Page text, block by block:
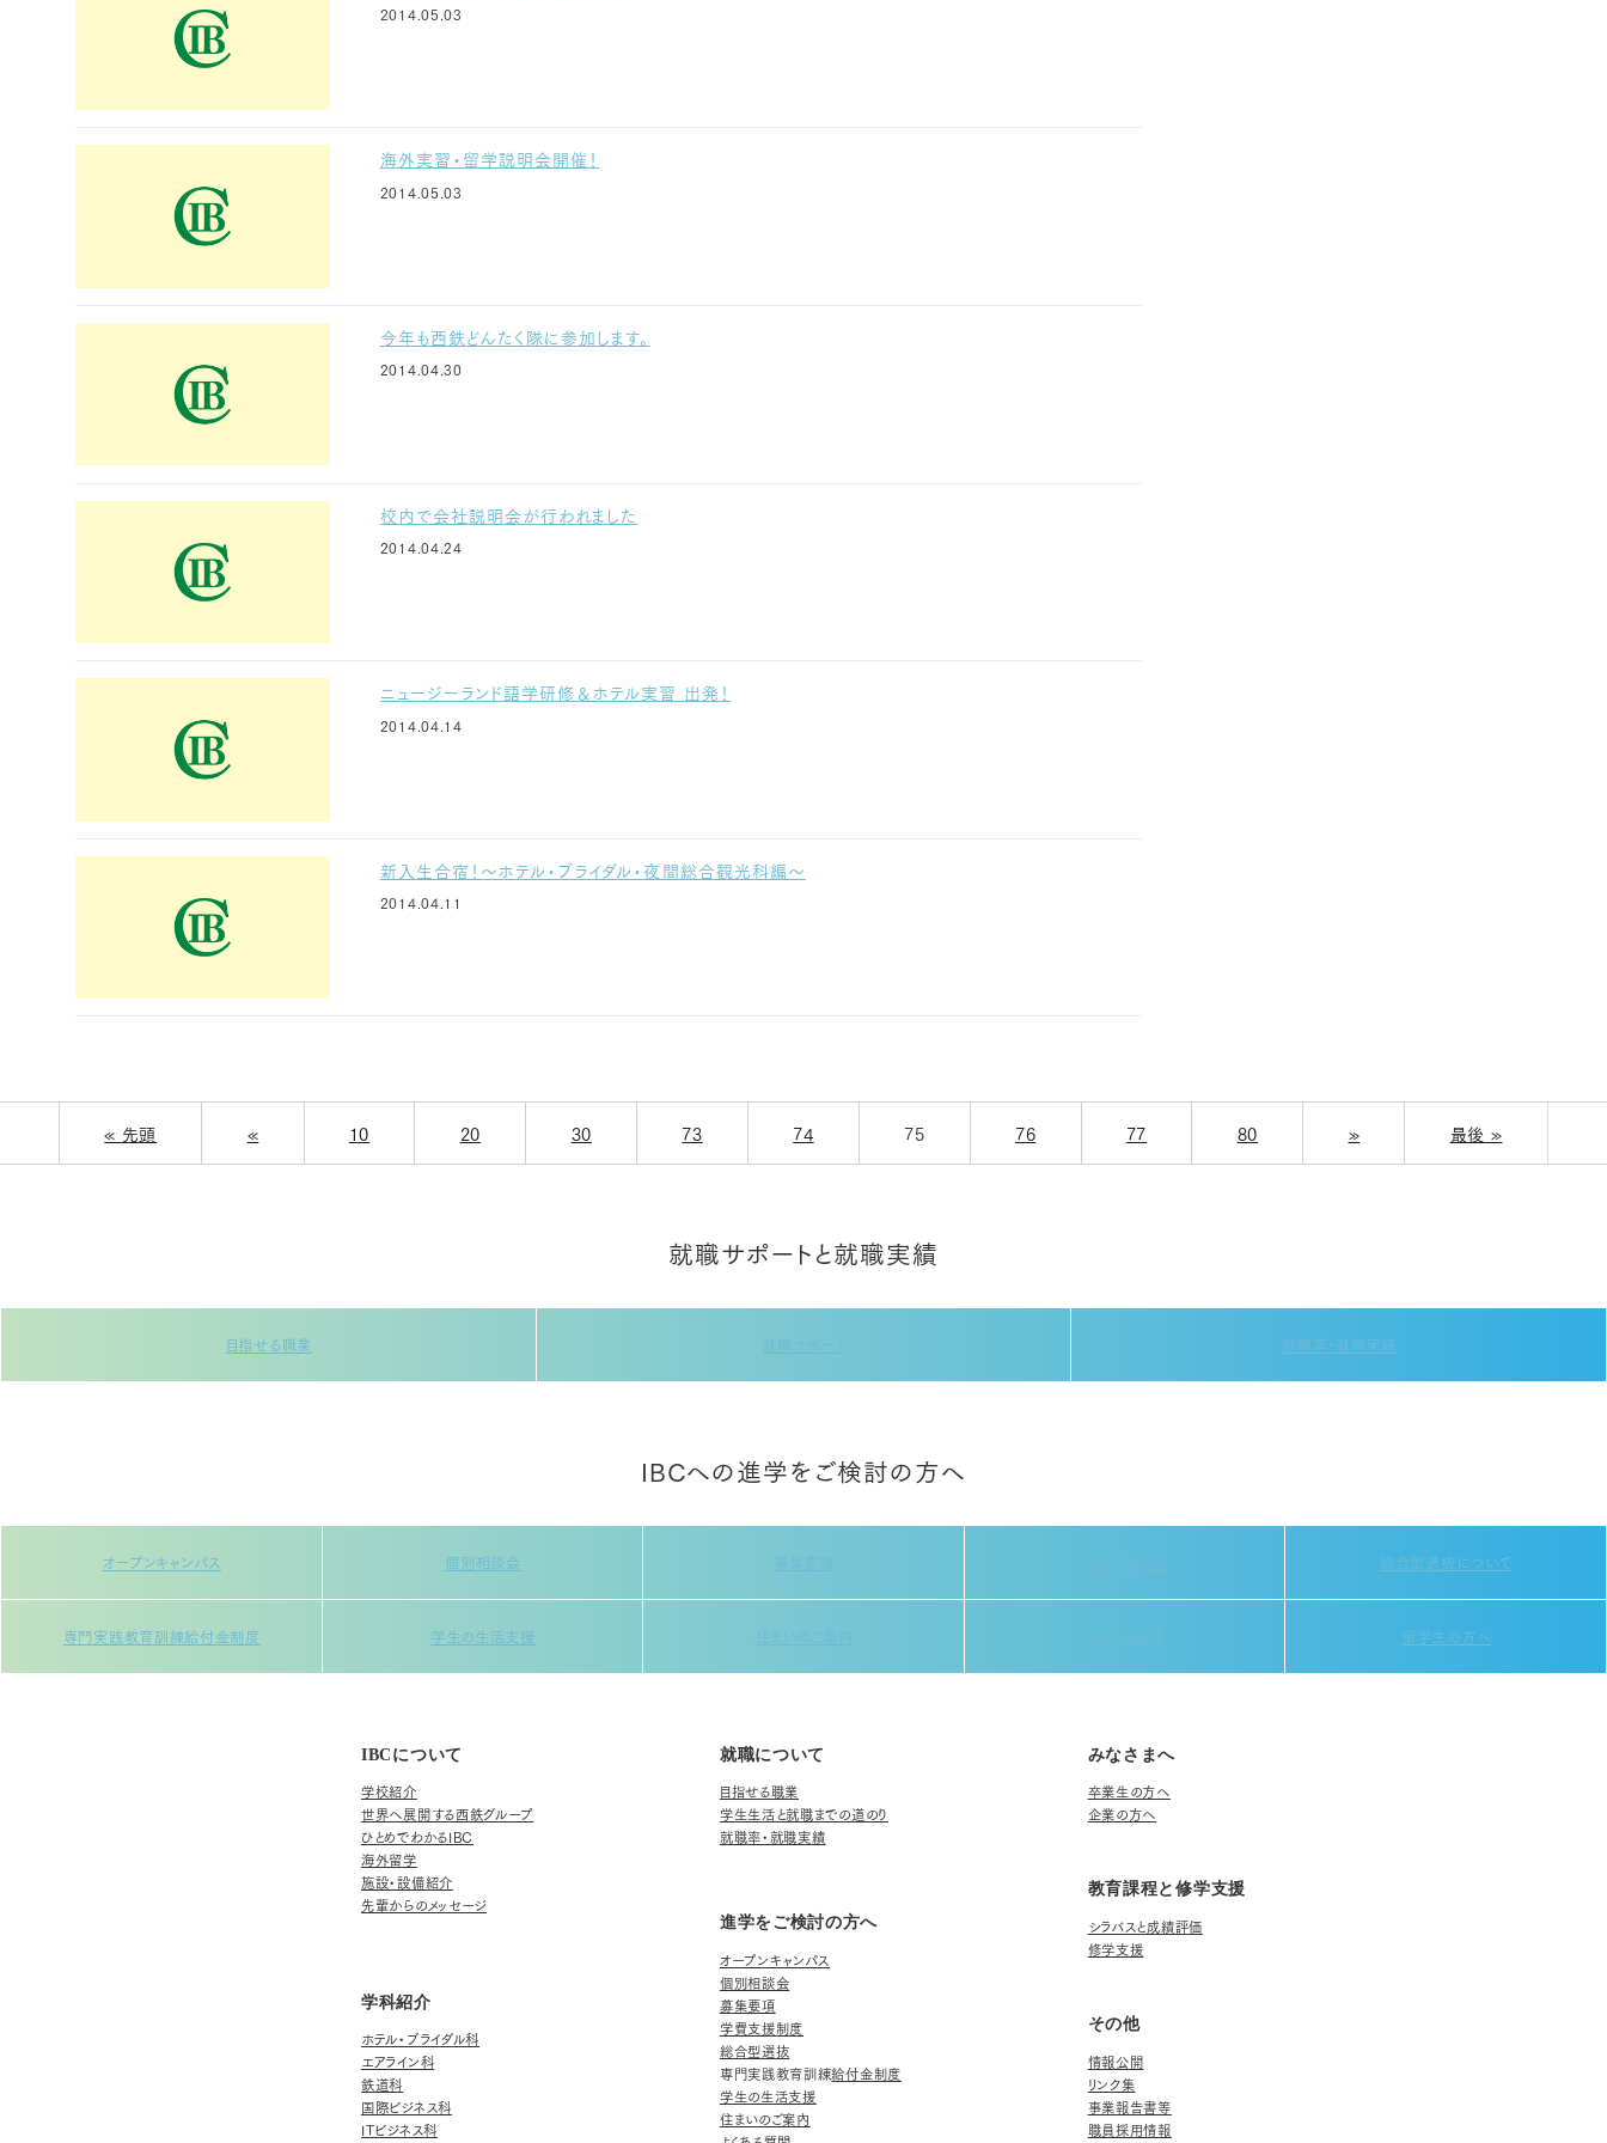
2014.05.03
海外実習・留学説明会開催！
2014.05.03
今年も西鉄どんたく隊に参加します。
2014.04.30
校内で会社説明会が行われました
2014.04.24
ニュージーランド語学研修＆ホテル実習 出発！
2014.04.14
新入生合宿！～ホテル・ブライダル・夜間総合観光科編～
2014.04.11
« 先頭 « 10 20 30 73 74 75 76 77 80 » 最後 »
就職サポートと就職実績
目指せる職業 就職率・就職実績
IBCへの進学をご検討の方へ
オープンキャンパス 個別相談会 総合型選抜について
専門実践教育訓練給付金制度 学生の生活支援 留学生の方へ
IBCについて
学校紹介
世界へ展開する西鉄グループ
ひとめでわかるIBC
海外留学
施設・設備紹介
先輩からのメッセージ
学科紹介
ホテル・ブライダル科
エアライン科
鉄道科
国際ビジネス科
ITビジネス科
就職について
目指せる職業
学生生活と就職までの道のり
就職率・就職実績
進学をご検討の方へ
オープンキャンパス
個別相談会
募集要項
学費支援制度
総合型選抜
専門実践教育訓練給付金制度
学生の生活支援
住まいのご案内
みなさまへ
卒業生の方へ
企業の方へ
教育課程と修学支援
シラバスと成績評価
修学支援
その他
情報公開
リンク集
事業報告書等
職員採用情報